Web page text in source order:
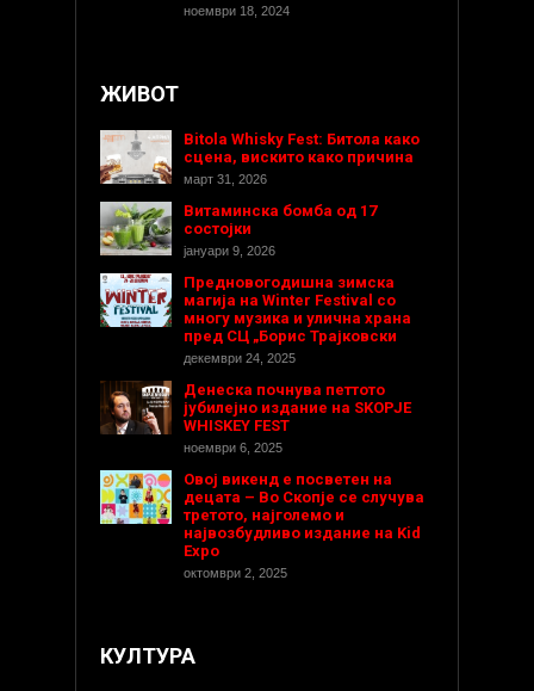
ноември 18, 2024
ЖИВОТ
Bitola Whisky Fest: Битола како
сцена, вискито како причина
март 31, 2026
Витаминска бомба од 17
состојки
јануари 9, 2026
Предновогодишнa зимска
магија на Winter Festival со
многу музика и улична храна
пред СЦ „Борис Трајковски
декември 24, 2025
Денеска почнува петтото
јубилејно издание на SKOPJE
WHISKEY FEST
ноември 6, 2025
Овој викенд е посветен на
децата – Во Скопје се случува
третото, најголемо и
највозбудливо издание на Kid
Expo
октомври 2, 2025
КУЛТУРА